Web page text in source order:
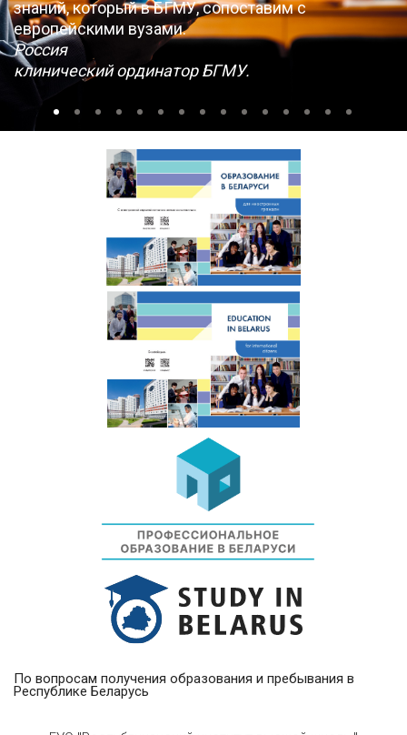
знаний, который в БГМУ, сопоставим с
европейскими вузами.
Россия
клинический ординатор БГМУ.
По вопросам получения образования и пребывания в
Республике Беларусь